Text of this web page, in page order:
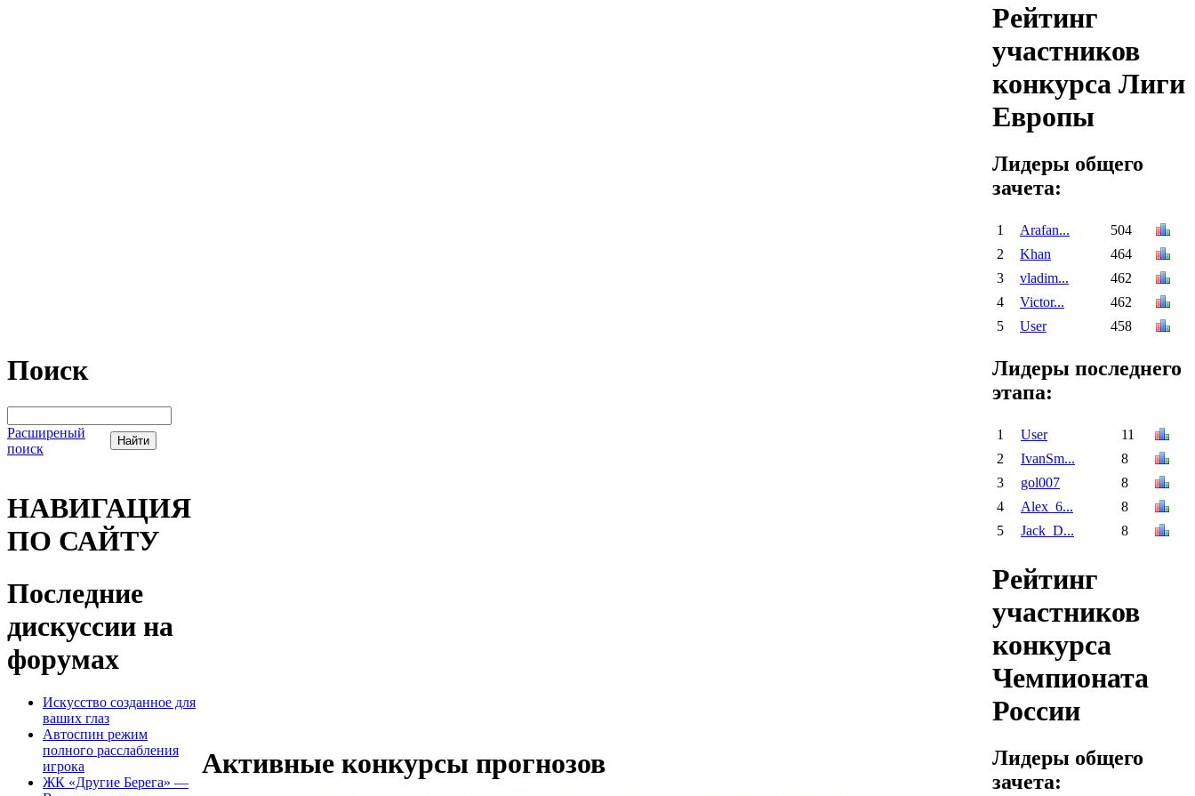
Поиск
Расширеный
поиск
НАВИГАЦИЯ
ПО САЙТУ
Последние
дискуссии на
форумах
Искусство созданное для
ваших глаз
Автоспин режим
полного расслабления
игрока
ЖК «Другие Берега» —
Активные конкурсы прогнозов
Рейтинг
участников
конкурса Лиги
Европы
Лидеры общего
зачета:
1 Arafan...
504
2
Khan
464
3
vladim...
462
4
Victor...
462
5
User 458
Лидеры последнего
этапа:
1 User
11
2
IvanSm...
8
3
gol007
8
4
Alex_6...
8
5
Jack_D... 8
Рейтинг
участников
конкурса
Чемпионата
России
Лидеры общего
зачета: